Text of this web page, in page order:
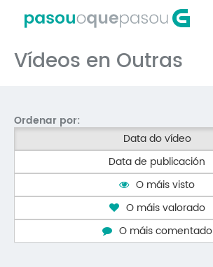
contido
Vídeos en Outras
Ordenar por:
Data do vídeo
Data de publicación
O máis visto
O máis valorado
O máis comentado